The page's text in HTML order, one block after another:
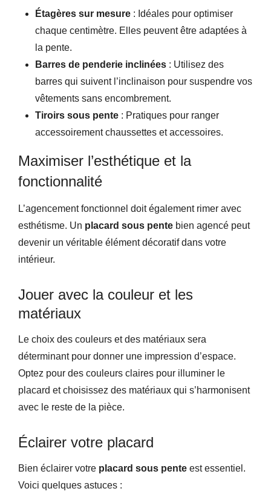
Étagères sur mesure : Idéales pour optimiser
chaque centimètre. Elles peuvent être adaptées à
la pente.
Barres de penderie inclinées : Utilisez des
barres qui suivent l’inclinaison pour suspendre vos
vêtements sans encombrement.
Tiroirs sous pente : Pratiques pour ranger
accessoirement chaussettes et accessoires.
Maximiser l’esthétique et la
fonctionnalité
L’agencement fonctionnel doit également rimer avec
esthétisme. Un placard sous pente bien agencé peut
devenir un véritable élément décoratif dans votre
intérieur.
Jouer avec la couleur et les
matériaux
Le choix des couleurs et des matériaux sera
déterminant pour donner une impression d’espace.
Optez pour des couleurs claires pour illuminer le
placard et choisissez des matériaux qui s’harmonisent
avec le reste de la pièce.
Éclairer votre placard
Bien éclairer votre placard sous pente est essentiel.
Voici quelques astuces :